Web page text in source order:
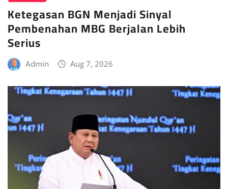
Ketegasan BGN Menjadi Sinyal
Pembenahan MBG Berjalan Lebih
Serius
Admin Aug 7, 2026